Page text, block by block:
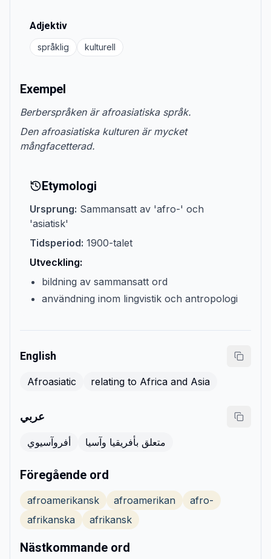
Adjektiv
språklig kulturell
Exempel
Berberspråken är afroasiatiska språk.
Den afroasiatiska kulturen är mycket
mångfacetterad.
Etymologi
Ursprung: Sammansatt av 'afro-' och
'asiatisk'
Tidsperiod: 1900-talet
Utveckling:
bildning av sammansatt ord
användning inom lingvistik och antropologi
English
Afroasiatic relating to Africa and Asia
عربي
أفروآسيوي متعلق بأفريقيا وآسيا
Föregående ord
afroamerikansk afroamerikan
afro-
afrikanska
afrikansk
Nästkommande ord